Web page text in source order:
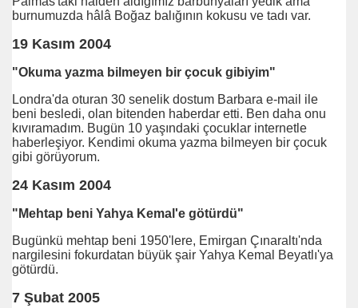
burnumuzda hâlâ Boğaz balığının kokusu ve tadı var.
19 Kasım 2004
"Okuma yazma bilmeyen bir çocuk gibiyim"
Londra'da oturan 30 senelik dostum Barbara e-mail ile
beni besledi, olan bitenden haberdar etti. Ben daha onu
kıvıramadım. Bugün 10 yaşındaki çocuklar internetle
haberleşiyor. Kendimi okuma yazma bilmeyen bir çocuk
gibi görüyorum.
24 Kasım 2004
"Mehtap beni Yahya Kemal'e götürdü"
Bugünkü mehtap beni 1950'lere, Emirgan Çınaraltı'nda
nargilesini fokurdatan büyük şair Yahya Kemal Beyatlı'ya
götürdü.
7 Şubat 2005
dediler